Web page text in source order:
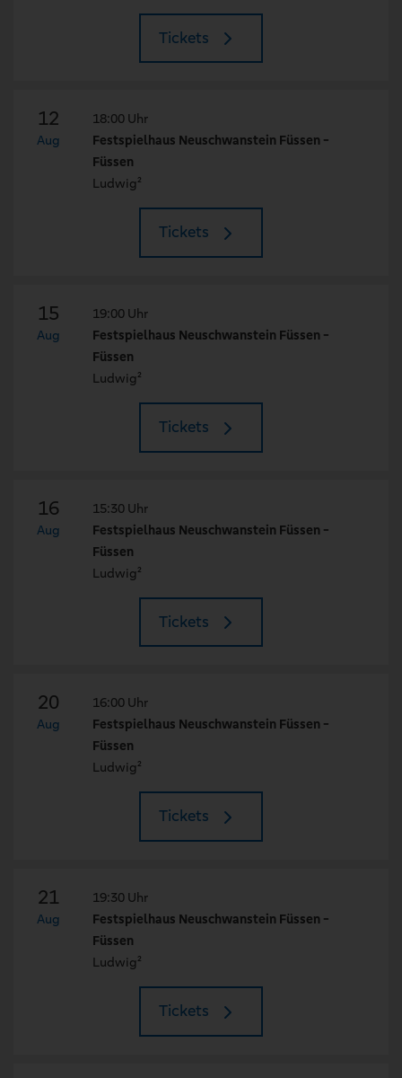
Tickets
12
Aug
18:00 Uhr
Festspielhaus Neuschwanstein Füssen -
Füssen
Ludwig²
Tickets
15
Aug
19:00 Uhr
Festspielhaus Neuschwanstein Füssen -
Füssen
Ludwig²
Tickets
16
Aug
15:30 Uhr
Festspielhaus Neuschwanstein Füssen -
Füssen
Ludwig²
Tickets
20
Aug
16:00 Uhr
Festspielhaus Neuschwanstein Füssen -
Füssen
Ludwig²
Tickets
21
Aug
19:30 Uhr
Festspielhaus Neuschwanstein Füssen -
Füssen
Ludwig²
Tickets